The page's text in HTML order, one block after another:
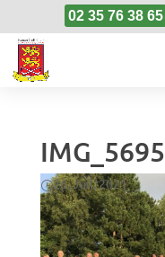
02 35 76 38 65
IMG_5695
26, Juil, 2021